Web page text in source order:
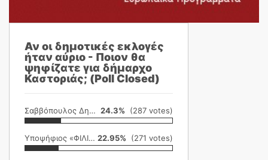
Αν οι δημοτικές εκλογές
ήταν αύριο - Ποιον θα
ψηφίζατε για δήμαρχο
Καστοριάς; (Poll Closed)
Σαββόπουλος Δημήτρης 24.3% (287 votes)
Υποψήφιος «ΦΙΛΙΚΗ ΕΤΑΙΡΕΙΑ» 22.95% (271 votes)